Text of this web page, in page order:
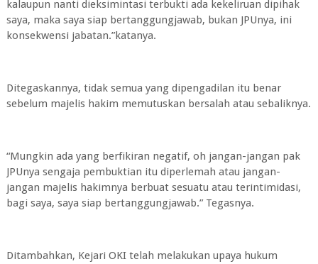
kalaupun nanti dieksimintasi terbukti ada kekeliruan dipihak
saya, maka saya siap bertanggungjawab, bukan JPUnya, ini
konsekwensi jabatan.”katanya.
Ditegaskannya, tidak semua yang dipengadilan itu benar
sebelum majelis hakim memutuskan bersalah atau sebaliknya.
“Mungkin ada yang berfikiran negatif, oh jangan-jangan pak
JPUnya sengaja pembuktian itu diperlemah atau jangan-
jangan majelis hakimnya berbuat sesuatu atau terintimidasi,
bagi saya, saya siap bertanggungjawab.” Tegasnya.
Ditambahkan, Kejari OKI telah melakukan upaya hukum